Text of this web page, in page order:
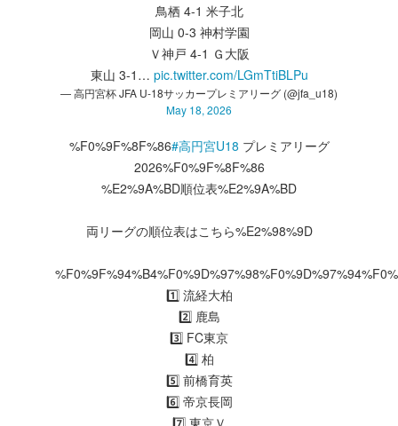
鳥栖 4-1 米子北
岡山 0-3 神村学園
Ｖ神戸 4-1 Ｇ大阪
東山 3-1… pic.twitter.com/LGmTtiBLPu
— 高円宮杯 JFA U-18サッカープレミアリーグ (@jfa_u18)
May 18, 2026
%F0%9F%8F%86#高円宮U18 プレミアリーグ
2026%F0%9F%8F%86
%E2%9A%BD順位表%E2%9A%BD
両リーグの順位表はこちら%E2%98%9D
1️⃣ 流経大柏
2️⃣ 鹿島
3️⃣ FC東京
4️⃣ 柏
5️⃣ 前橋育英
6️⃣ 帝京長岡
7️⃣ 東京Ｖ